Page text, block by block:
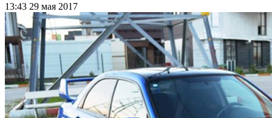
13:43 29 мая 2017